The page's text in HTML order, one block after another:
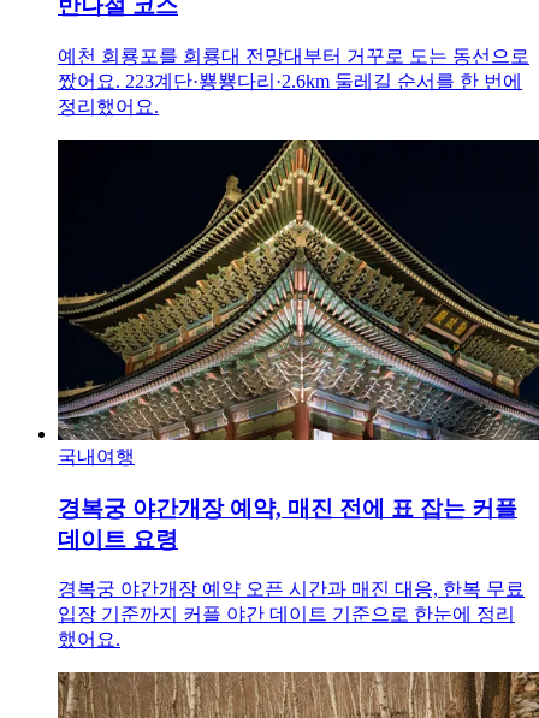
반나절 코스
예천 회룡포를 회룡대 전망대부터 거꾸로 도는 동선으로
짰어요. 223계단·뿅뿅다리·2.6km 둘레길 순서를 한 번에
정리했어요.
국내여행
경복궁 야간개장 예약, 매진 전에 표 잡는 커플
데이트 요령
경복궁 야간개장 예약 오픈 시간과 매진 대응, 한복 무료
입장 기준까지 커플 야간 데이트 기준으로 한눈에 정리
했어요.